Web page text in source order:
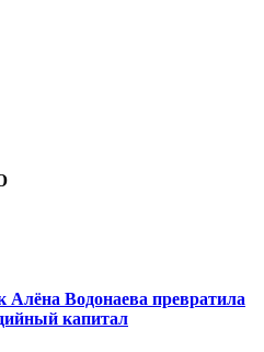
Алёна Водонаева превратила
капитал